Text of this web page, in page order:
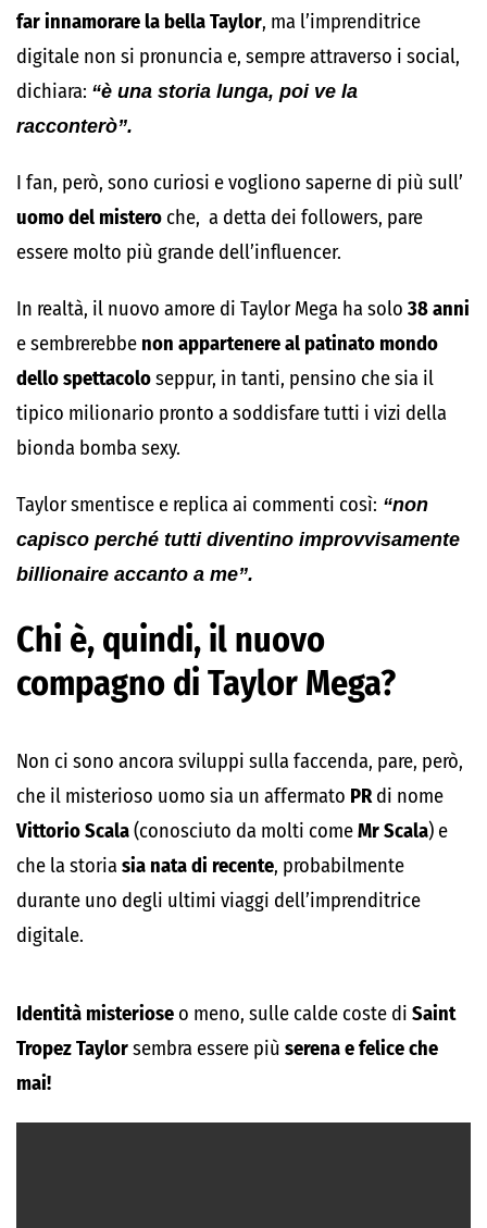
far innamorare la bella Taylor, ma l’imprenditrice
digitale non si pronuncia e, sempre attraverso i social,
dichiara: “è una storia lunga, poi ve la
racconterò”.
I fan, però, sono curiosi e vogliono saperne di più sull’
uomo del mistero che, a detta dei followers, pare
essere molto più grande dell’influencer.
In realtà, il nuovo amore di Taylor Mega ha solo 38 anni
e sembrerebbe non appartenere al patinato mondo
dello spettacoloseppur, in tanti, pensino che sia il
tipico milionario pronto a soddisfare tutti i vizi della
bionda bomba sexy.
Taylor smentisce e replica ai commenti così: “non
capisco perché tutti diventino improvvisamente
billionaire accanto a me”.
Chi è, quindi, il nuovo
compagno di Taylor Mega?
Non ci sono ancora sviluppi sulla faccenda, pare, però,
che il misterioso uomo sia un affermato PRdi nome
Vittorio Scala(conosciuto da molti comeMr Scala) e
che la storia sia nata di recente, probabilmente
durante uno degli ultimi viaggi dell’imprenditrice
digitale.
Identità misteriose o meno, sulle calde coste di Saint
Tropez Taylorsembra essere più serena e felice che
mai!